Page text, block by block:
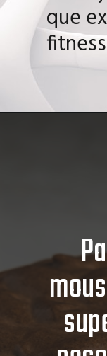
fica
que